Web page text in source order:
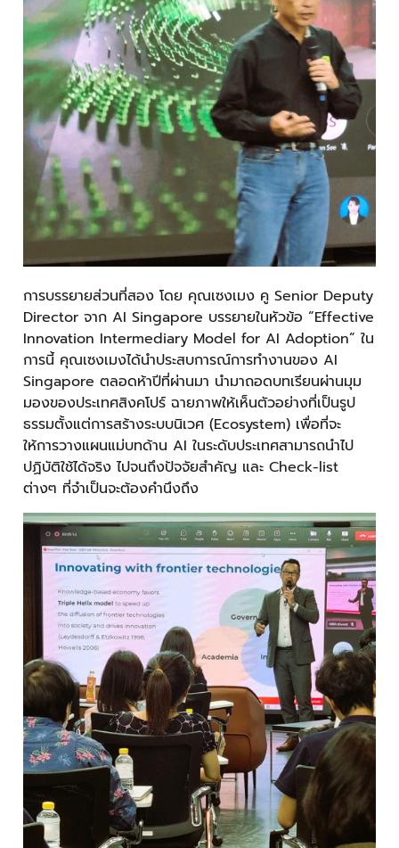
การบรรยายส่วนที่สอง โดย คุณเซงเมง คู Senior Deputy
Director จาก AI Singapore บรรยายในหัวข้อ “Effective
Innovation Intermediary Model for AI Adoption” ใน
การนี้ คุณเซงเมงได้นำประสบการณ์การทำงานของ AI
Singapore ตลอดห้าปีที่ผ่านมา นำมาถอดบทเรียนผ่านมุม
มองของประเทศสิงคโปร์ ฉายภาพให้เห็นตัวอย่างที่เป็นรูป
ธรรมตั้งแต่การสร้างระบบนิเวศ (Ecosystem) เพื่อที่จะ
ให้การวางแผนแม่บทด้าน AI ในระดับประเทศสามารถนำไป
ปฏิบัติใช้ได้จริง ไปจนถึงปัจจัยสำคัญ และ Check-list
ต่างๆ ที่จำเป็นจะต้องคำนึงถึง